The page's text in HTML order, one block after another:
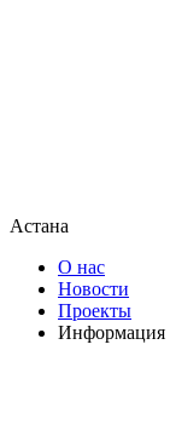
Астана
О нас
Новости
Проекты
Информация